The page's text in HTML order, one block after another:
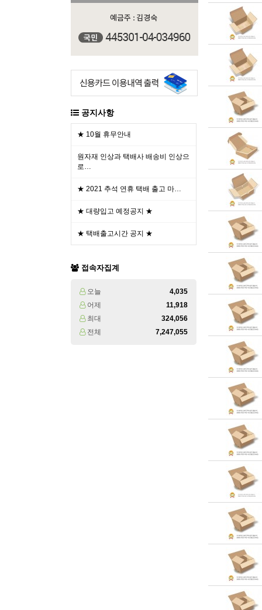
공지사항
★ 10월 휴무안내
원자재 인상과 택배사 배송비 인상으
로…
★ 2021 추석 연휴 택배 출고 마…
★ 대량입고 예정공지 ★
★ 택배출고시간 공지 ★
접속자집계
오늘
4,035
어제
11,918
최대
324,056
전체
7,247,055